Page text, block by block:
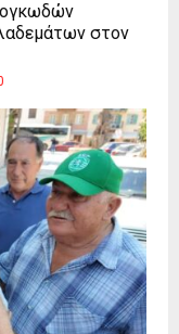
ογκωδών
στον